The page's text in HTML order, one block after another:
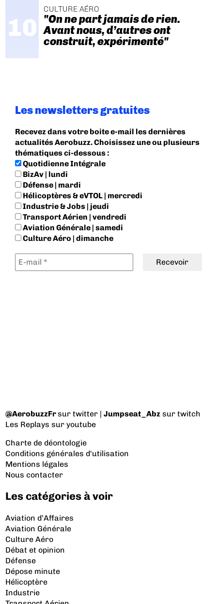
CULTURE AÉRO
"On ne part jamais de rien.
Avant nous, d’autres ont
construit, expérimenté"
Les newsletters gratuites
Recevez dans votre boite e-mail les dernières
actualités Aerobuzz. Choisissez une ou plusieurs
thématiques ci-dessous :
Quotidienne Intégrale
BizAv | lundi
Défense | mardi
Hélicoptères & eVTOL | mercredi
Industrie & Jobs | jeudi
Transport Aérien | vendredi
Aviation Générale | samedi
Culture Aéro | dimanche
@AerobuzzFrsur twitter |Jumpseat_Abz sur twitch
Les Replays sur youtube
Charte de déontologie
Conditions générales d'utilisation
Mentions légales
Nous contacter
Les catégories à voir
Aviation d’Affaires
Aviation Générale
Culture Aéro
Débat et opinion
Défense
Dépose minute
Hélicoptère
Industrie